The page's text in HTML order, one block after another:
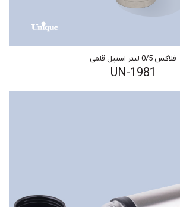
فلاکس 0/5 لیتر استیل قلمی
UN-1981